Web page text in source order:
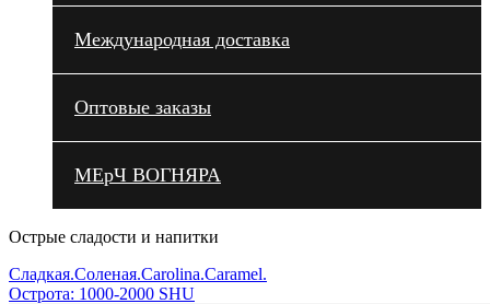
Международная доставка
Оптовые заказы
МЕрЧ ВОГНЯРА
Острые сладости и напитки
Сладкая.Соленая.Carolina.Caramel.
Острота: 1000-2000 SHU